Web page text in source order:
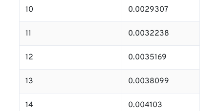
10 0.0029307
11 0.0032238
12 0.0035169
13 0.0038099
14 0.004103